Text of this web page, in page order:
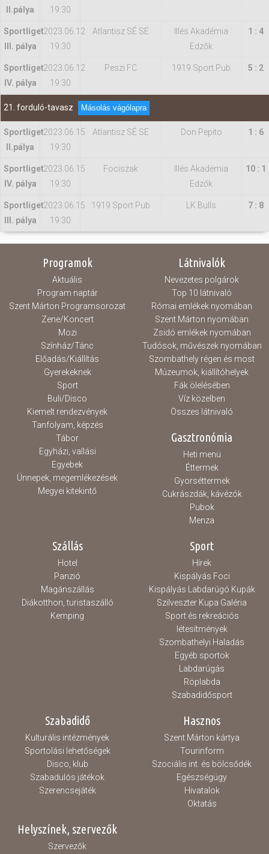
II.pálya
19:30
Sportliget
III. pálya
2023.06.12
19:30
Atlantisz SÉ SE
Illés Akadémia
Edzők
1 : 4
Sportliget
IV. pálya
2023.06.12
19:30
Peszi FC 1919 Sport Pub 5 : 2
21. forduló-tavasz Másolás vágólapra
Sportliget
II.pálya
2023.06.15
19:30
Atlantisz SÉ SE Don Pepito 1 : 6
Sportliget
IV. pálya
2023.06.15
19:30
Fociszak
Illés Akadémia
Edzők
10 : 1
Sportliget
III. pálya
2023.06.15
19:30
1919 Sport Pub LK Bulls 7 : 8
Programok
Aktuális
Program naptár
Szent Márton Programsorozat
Zene/Koncert
Mozi
Színház/Tánc
Előadás/Kiállítás
Gyerekeknek
Sport
Buli/Disco
Kiemelt rendezvények
Tanfolyam, képzés
Tábor
Egyházi, vallási
Egyebek
Ünnepek, megemlékezések
Megyei kitekintő
Látnivalók
Nevezetes polgárok
Top 10 látnivaló
Római emlékek nyomában
Szent Márton nyomában
Zsidó emlékek nyomában
Tudósok, művészek nyomában
Szombathely régen és most
Múzeumok, kiállítóhelyek
Fák ölelésében
Víz közelben
Összes látnivaló
Gasztronómia
Heti menü
Éttermek
Gyorséttermek
Cukrászdák, kávézók
Pubok
Menza
Szállás
Hotel
Panzió
Magánszállás
Diákotthon, turistaszálló
Kemping
Sport
Hírek
Kispályás Foci
Kispályás Labdarúgó Kupák
Szilveszter Kupa Galéria
Sport és rekreációs
létesítmények
Szombathelyi Haladás
Egyéb sportok
Labdarúgás
Röplabda
Szabadidősport
Szabadidő
Kulturális intézmények
Sportolási lehetőségek
Disco, klub
Szabadulós játékok
Szerencsejáték
Hasznos
Szent Márton kártya
Tourinform
Szociális int. és bölcsődék
Egészségügy
Hivatalok
Oktatás
Helyszínek, szervezők
Szervezők